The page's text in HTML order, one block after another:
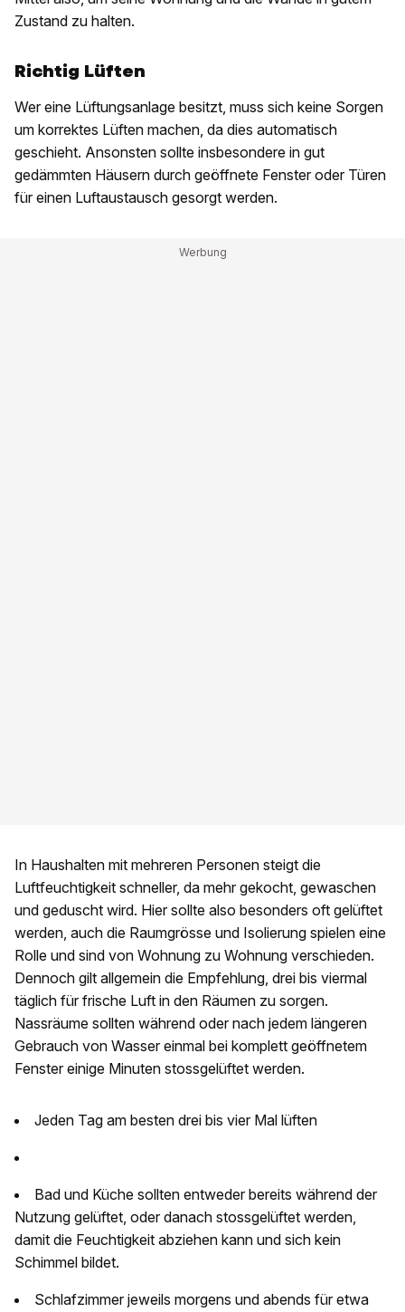
Zustand zu halten.
Richtig Lüften
Wer eine Lüftungsanlage besitzt, muss sich keine Sorgen
um korrektes Lüften machen, da dies automatisch
geschieht. Ansonsten sollte insbesondere in gut
gedämmten Häusern durch geöffnete Fenster oder Türen
für einen Luftaustausch gesorgt werden.
In Haushalten mit mehreren Personen steigt die
Luftfeuchtigkeit schneller, da mehr gekocht, gewaschen
und geduscht wird. Hier sollte also besonders oft gelüftet
werden, auch die Raumgrösse und Isolierung spielen eine
Rolle und sind von Wohnung zu Wohnung verschieden.
Dennoch gilt allgemein die Empfehlung, drei bis viermal
täglich für frische Luft in den Räumen zu sorgen.
Nassräume sollten während oder nach jedem längeren
Gebrauch von Wasser einmal bei komplett geöffnetem
Fenster einige Minuten stossgelüftet werden.
Jeden Tag am besten drei bis vier Mal lüften
Bad und Küche sollten entweder bereits während der
Nutzung gelüftet, oder danach stossgelüftet werden,
damit die Feuchtigkeit abziehen kann und sich kein
Schimmel bildet.
Schlafzimmer jeweils morgens und abends für etwa